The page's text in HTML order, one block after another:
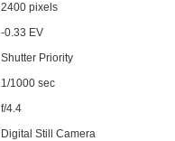
2400 pixels
-0.33 EV
Shutter Priority
1/1000 sec
f/4.4
Digital Still Camera